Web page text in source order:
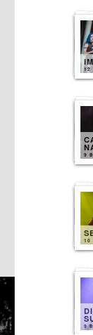
12
9
10
9